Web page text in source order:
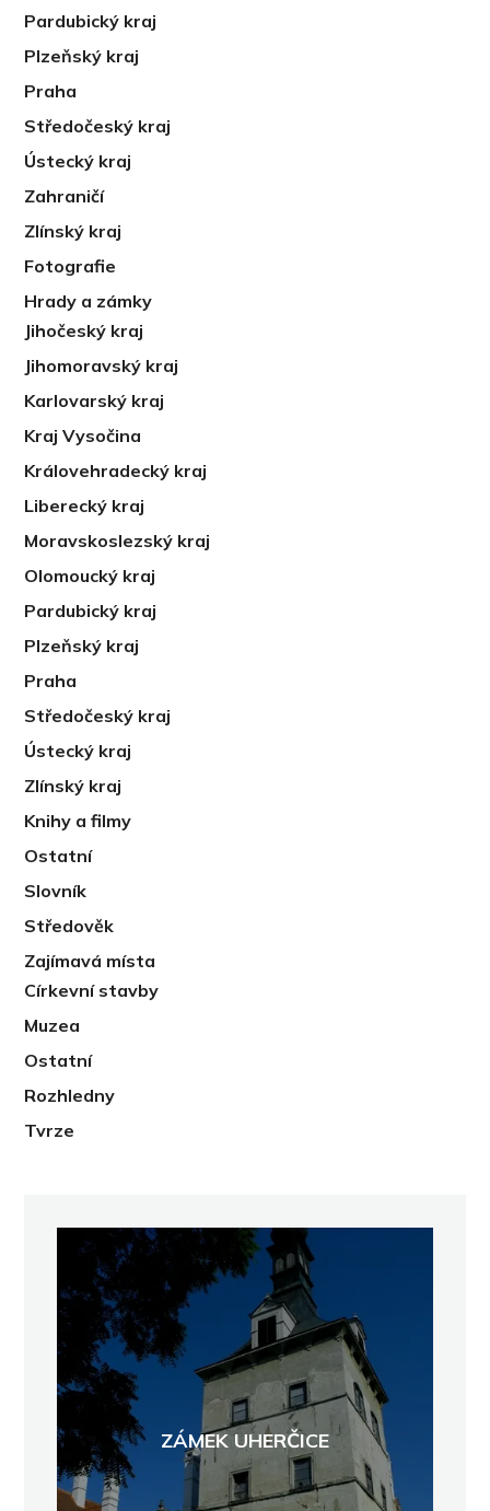
Pardubický kraj
Plzeňský kraj
Praha
Středočeský kraj
Ústecký kraj
Zahraničí
Zlínský kraj
Fotografie
Hrady a zámky
Jihočeský kraj
Jihomoravský kraj
Karlovarský kraj
Kraj Vysočina
Královehradecký kraj
Liberecký kraj
Moravskoslezský kraj
Olomoucký kraj
Pardubický kraj
Plzeňský kraj
Praha
Středočeský kraj
Ústecký kraj
Zlínský kraj
Knihy a filmy
Ostatní
Slovník
Středověk
Zajímavá místa
Církevní stavby
Muzea
Ostatní
Rozhledny
Tvrze
ZÁMEK UHERČICE